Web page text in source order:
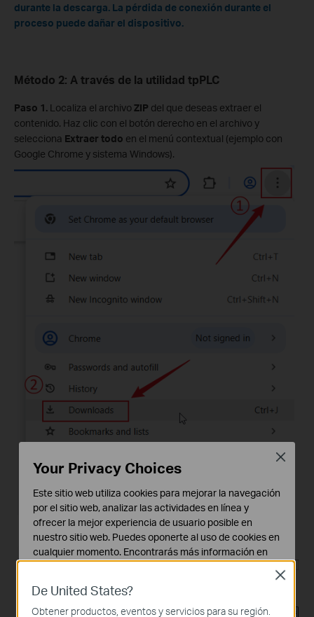
durante la descarga. La pérdida de conexión durante el
proceso puede dañar el dispositivo.
Método 2: A través de la utilidad tpPLC
Paso 1. Localiza el archivoZIP del que deseas extraer el
contenido. Haz clic con el botón derecho en el archivo y
selecciona Extraer todo en el menú contextual (ejemplo con
Google Chrome y sistema Windows).
De United States?
Obtener productos, eventos y servicios para su región.
Close
Your Privacy Choices
Este sitio web utiliza cookies para mejorar la navegación
por el sitio web, analizar las actividades en línea y
ofrecer la mejor experiencia de usuario posible en
nuestro sitio web. Puedes oponerte al uso de cookies en
cualquier momento. Encontrarás más información en
Cookies Básicas
Estas cookies son necesarias para el funcionamiento
Close